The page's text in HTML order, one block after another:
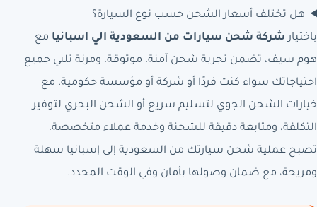
هل تختلف أسعار الشحن حسب نوع السيارة؟
باختيار شركة شحن سيارات من السعودية الي اسبانيا مع
هوم سيف، تضمن تجربة شحن آمنة، موثوقة، ومرنة تلبي جميع
احتياجاتك سواء كنت فردًا أو شركة أو مؤسسة حكومية. مع
خيارات الشحن الجوي لتسليم سريع أو الشحن البحري لتوفير
التكلفة، ومتابعة دقيقة للشحنة وخدمة عملاء متخصصة،
تصبح عملية شحن سيارتك من السعودية إلى إسبانيا سهلة
ومريحة، مع ضمان وصولها بأمان وفي الوقت المحدد.